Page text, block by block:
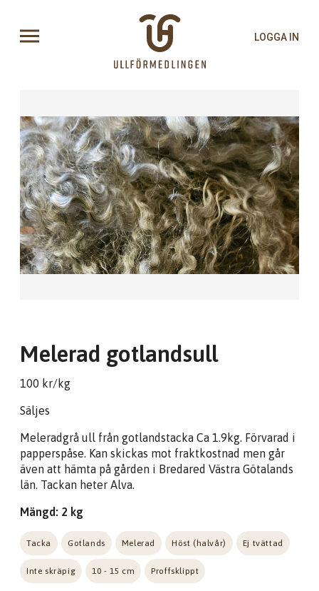
LOGGA IN
Melerad gotlandsull
100 kr/kg
Säljes
Meleradgrå ull från gotlandstacka Ca 1.9kg. Förvarad i
papperspåse. Kan skickas mot fraktkostnad men går
även att hämta på gården i Bredared Västra Götalands
län. Tackan heter Alva.
Mängd: 2 kg
Tacka Gotlands Melerad Höst (halvår) Ej tvättad
Inte skräpig 10 - 15 cm Proffsklippt